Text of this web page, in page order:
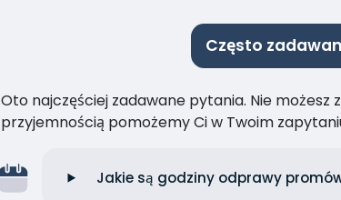
Często
Oto najczęściej zadawane pytania. Nie możesz
przyjemnością pomożemy Ci w Twoim
Jakie są godziny odprawy